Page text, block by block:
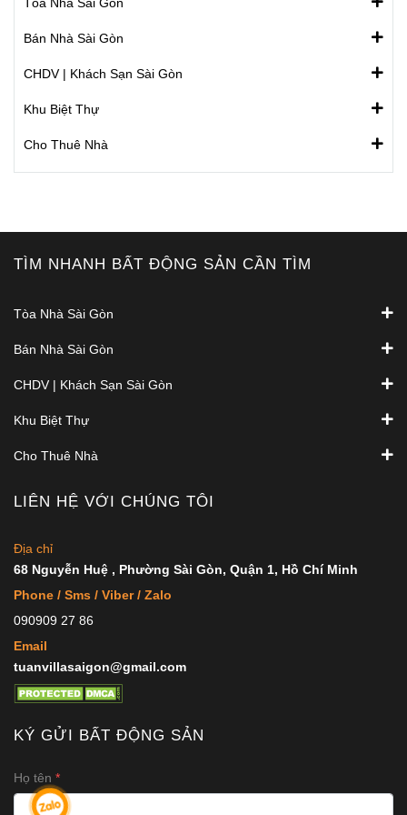
Bán Nhà Sài Gòn
CHDV | Khách Sạn Sài Gòn
Khu Biệt Thự
Cho Thuê Nhà
TÌM NHANH BẤT ĐỘNG SẢN CẦN TÌM
Tòa Nhà Sài Gòn
Bán Nhà Sài Gòn
CHDV | Khách Sạn Sài Gòn
Khu Biệt Thự
Cho Thuê Nhà
LIÊN HỆ VỚI CHÚNG TÔI
Địa chỉ
68 Nguyễn Huệ , Phường Sài Gòn, Quận 1, Hồ Chí Minh
Phone / Sms / Viber / Zalo
090909 27 86
Email
tuanvillasaigon@gmail.com
KÝ GỬI BẤT ĐỘNG SẢN
Họ tên